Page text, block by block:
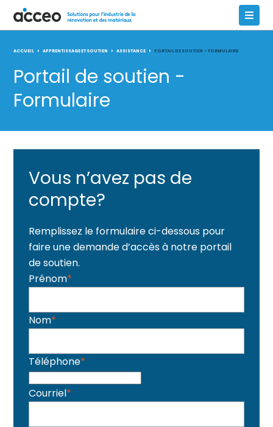
ACCUEIL APPRENTISSAGE ET SOUTIEN ASSISTANCE PORTAIL DE SOUTIEN – FORMULAIRE
Portail de soutien -
Formulaire
Vous n’avez pas de
compte?
Remplissez le formulaire ci-dessous pour
faire une demande d’accès à notre portail
de soutien.
Prénom*
Nom*
Téléphone*
Courriel*